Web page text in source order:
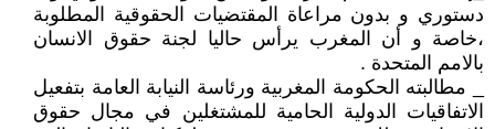
دستوري و بدون مراعاة المقتضيات الحقوقية المطلوبة
،خاصة و أن المغرب يرأس حاليا لجنة حقوق الانسان
بالامم المتحدة .
_ مطالبته الحكومة المغربية ورئاسة النيابة العامة بتفعيل
الاتفاقيات الدولية الحامية للمشتغلين في مجال حقوق